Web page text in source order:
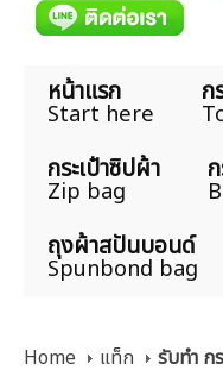
หน้าแรก
Start here
ก
กระเป๋าซิปผ้า
Zip bag
ถุงผ้าสปันบอนด์
Spunbond bag
Home แท็ก รับทำ ก